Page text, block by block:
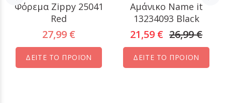
Φόρεμα Zippy 25041
Red
27,99 €
ΔΕΙΤΕ ΤΟ ΠΡΟΪΟΝ
Αμάνικο Name it
13234093 Black
21,59 € 26,99 €
ΔΕΙΤΕ ΤΟ ΠΡΟΪΟΝ